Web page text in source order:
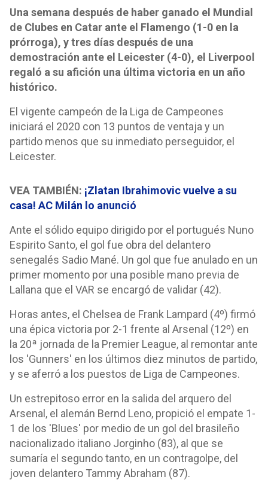
Una semana después de haber ganado el Mundial
de Clubes en Catar ante el Flamengo (1-0 en la
prórroga), y tres días después de una
demostración ante el Leicester (4-0), el Liverpool
regaló a su afición una última victoria en un año
histórico.
El vigente campeón de la Liga de Campeones
iniciará el 2020 con 13 puntos de ventaja y un
partido menos que su inmediato perseguidor, el
Leicester.
VEA TAMBIÉN: ¡Zlatan Ibrahimovic vuelve a su
casa! AC Milán lo anunció
Ante el sólido equipo dirigido por el portugués Nuno
Espirito Santo, el gol fue obra del delantero
senegalés Sadio Mané. Un gol que fue anulado en un
primer momento por una posible mano previa de
Lallana que el VAR se encargó de validar (42).
Horas antes, el Chelsea de Frank Lampard (4º) firmó
una épica victoria por 2-1 frente al Arsenal (12º) en
la 20ª jornada de la Premier League, al remontar ante
los 'Gunners' en los últimos diez minutos de partido,
y se aferró a los puestos de Liga de Campeones.
Un estrepitoso error en la salida del arquero del
Arsenal, el alemán Bernd Leno, propició el empate 1-
1 de los 'Blues' por medio de un gol del brasileño
nacionalizado italiano Jorginho (83), al que se
sumaría el segundo tanto, en un contragolpe, del
joven delantero Tammy Abraham (87).